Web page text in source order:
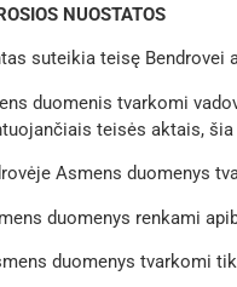
NUOSTATOS
suteikia teisę
duomenis tvarkomi
teisės aktais,
Asmens duomenys
duomenys renkami
duomenys tvarkomi